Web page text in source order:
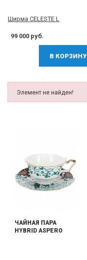
Ширма CELESTE L
99 000 руб.
В КОРЗИНУ
Элемент не найден!
ЧАЙНАЯ ПАРА
HYBRID ASPERO